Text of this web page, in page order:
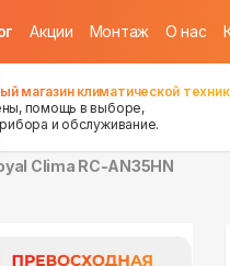
Акции Монтаж О нас
магазин климатической
помощь в выборе,
и обслуживание.
Clima RC-AN35HN